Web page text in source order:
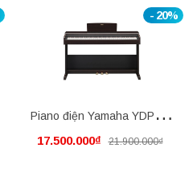
- 20%
Piano điện Yamaha YDP105
mới nguyên thùng
17.500.000₫ 21.900.000₫